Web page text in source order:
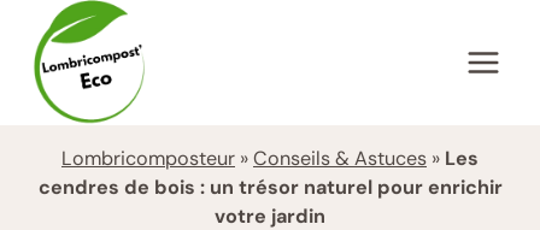
contenu
Lombricomposteur »Conseils & Astuces » Les
cendres de bois : un trésor naturel pour enrichir
votre jardin